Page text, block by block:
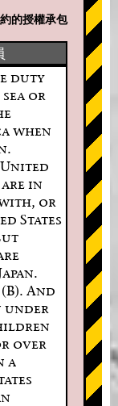
的授權承包
duty
or
when
in
or
States
And
under
over
a